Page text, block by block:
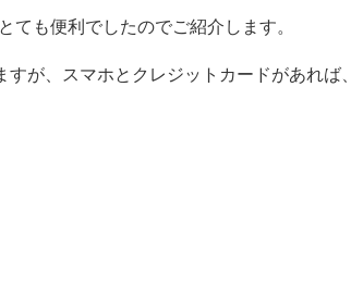
ても便利でしたのでご紹介します。
が、スマホとクレジットカードがあれば、